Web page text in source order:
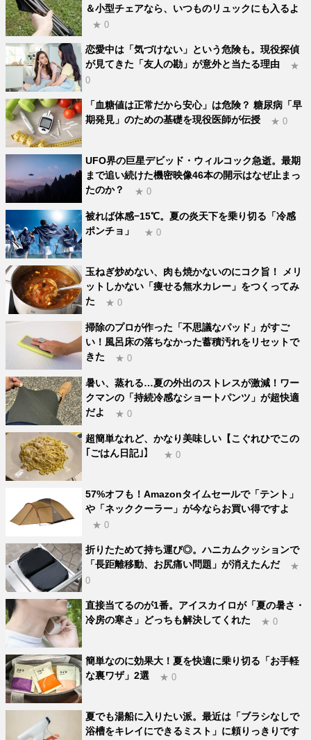
＆小型チェアなら、いつものリュックにも入るよ
★ 0
恋愛中は「気づけない」という危険も。現役探偵
が見てきた「友人の勘」が意外と当たる理由
★
0
「血糖値は正常だから安心」は危険？ 糖尿病「早
期発見」のための基礎を現役医師が伝授
★ 0
UFO界の巨星デビッド・ウィルコック急逝。最期
まで追い続けた機密映像46本の開示はなぜ止まっ
たのか？
★ 0
被れば体感−15℃。夏の炎天下を乗り切る「冷感
ポンチョ」
★ 0
玉ねぎ炒めない、肉も焼かないのにコク旨！ メリ
ットしかない「痩せる無水カレー」をつくってみ
た
★ 0
掃除のプロが作った「不思議なパッド」がすご
い！風呂床の落ちなかった蓄積汚れをリセットで
きた
★ 0
暑い、蒸れる…夏の外出のストレスが激減！ワー
クマンの「持続冷感なショートパンツ」が超快適
だよ
★ 0
超簡単なれど、かなり美味しい【こぐれひでこの
｢ごはん日記｣】
★ 0
57%オフも！Amazonタイムセールで「テント」
や「ネッククーラー」が今ならお買い得ですよ
★ 0
折りたためて持ち運び◎。ハニカムクッションで
「長距離移動、お尻痛い問題」が消えたんだ
★
0
直接当てるのが1番。アイスカイロが「夏の暑さ・
冷房の寒さ」どっちも解決してくれた
★ 0
簡単なのに効果大！夏を快適に乗り切る「お手軽
な裏ワザ」2選
★ 0
夏でも湯船に入りたい派。最近は「ブラシなしで
浴槽をキレイにできるミスト」に頼りっきりです